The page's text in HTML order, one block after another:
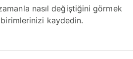
nasıl değiştiğini görmek
kaydedin.